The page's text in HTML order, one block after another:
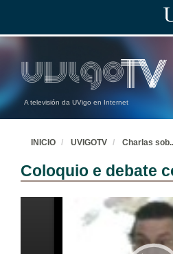
A televisión da UVigo en Internet
INICIO UVIGOTV Charlas sob
Coloquio e debate